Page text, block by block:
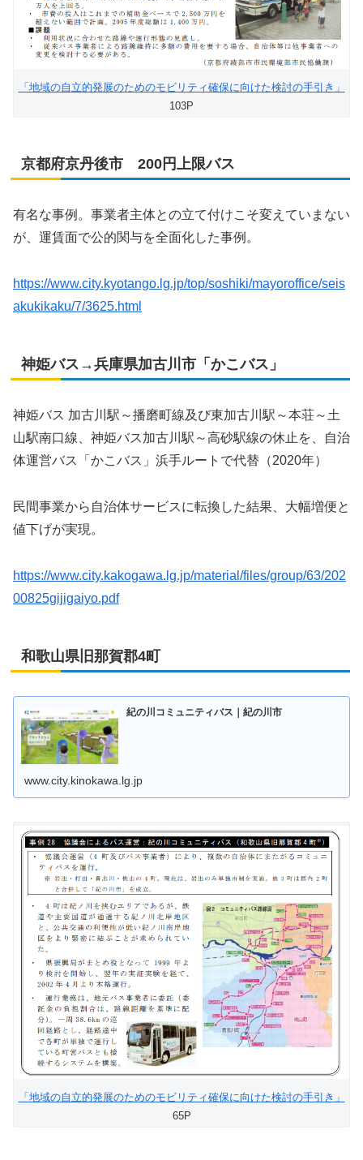
「地域の自立的発展のためのモビリティ確保に向けた検討の手引き」
103P
京都府京丹後市 200円上限バス
有名な事例。事業者主体との立て付けこそ変えていまない
が、運賃面で公的関与を全面化した事例。
https://www.city.kyotango.lg.jp/top/soshiki/mayoroffice/seis
akukikaku/7/3625.html
神姫バス→兵庫県加古川市「かこバス」
神姫バス 加古川駅～播磨町線及び東加古川駅～本荘～土
山駅南口線、神姫バス加古川駅～高砂駅線の休止を、自治
体運営バス「かこバス」浜手ルートで代替（2020年）
民間事業から自治体サービスに転換した結果、大幅増便と
値下げが実現。
https://www.city.kakogawa.lg.jp/material/files/group/63/202
00825gijigaiyo.pdf
和歌山県旧那賀郡4町
紀の川コミュニティバス｜紀の川市
www.city.kinokawa.lg.jp
「地域の自立的発展のためのモビリティ確保に向けた検討の手引き」
65P